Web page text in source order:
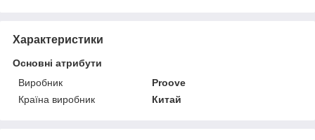
Характеристики
Основні атрибути
Виробник
Proove
Країна виробник
Китай